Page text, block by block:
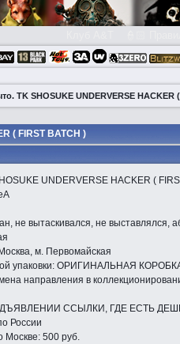
TK SHOSUKE UNDERVERSE HACKER
( FIRST BATCH )
UNDERVERSE HACKER (
не вытаскивался, не выставлялся,
м. Первомайская
упаковки: ОРИГИНАЛЬНАЯ
направления в
ССЫЛКИ, ГДЕ ЕСТЬ
России
Москве: 500 руб.